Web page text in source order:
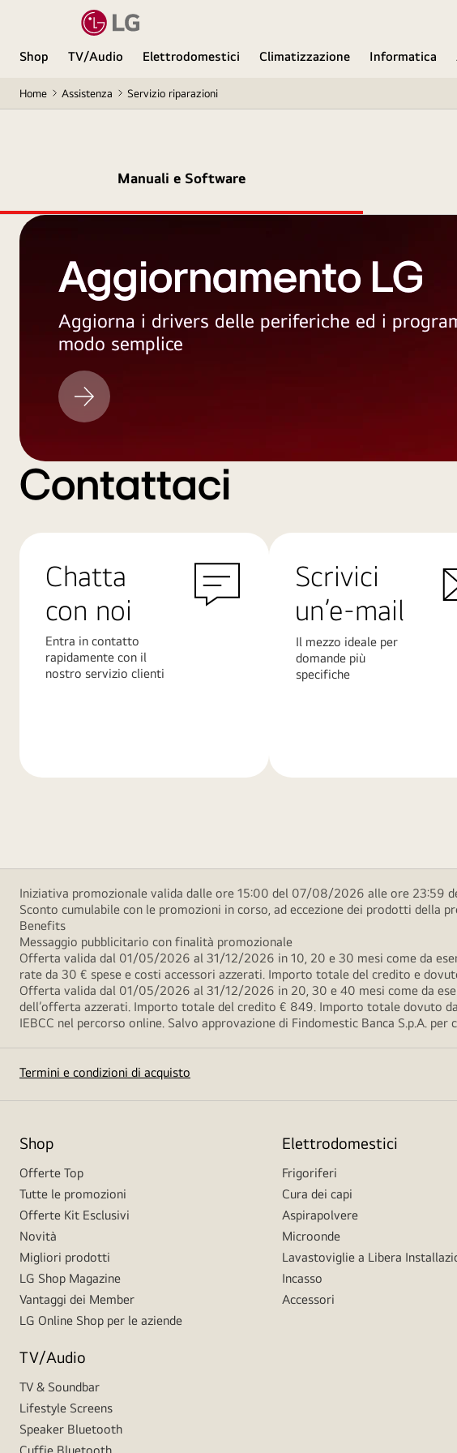
Shop TV/Audio Elettrodomestici Climatizzazione Informatica
Home Assistenza Servizio riparazioni
Manuali e Software
Aggiornamento LG
Aggiorna i drivers delle periferiche ed i
modo semplice
Aggiornamento
LG
Contattaci
Chatta
con noi
Entra in contatto
rapidamente con il
nostro servizio clienti
Scrivici
un’e-mail
Il mezzo ideale per
domande più
specifiche
Iniziativa promozionale valida dalle ore 15:00 del 07/08/2026 alle ore 23:59
Sconto cumulabile con le promozioni in corso, ad eccezione dei prodotti della
Benefits
Messaggio pubblicitario con finalità promozionale
Offerta valida dal 01/05/2026 al 31/12/2026 in 10, 20 e 30 mesi come da
rate da 30 € spese e costi accessori azzerati. Importo totale del credito e
Offerta valida dal 01/05/2026 al 31/12/2026 in 20, 30 e 40 mesi come da
dell’offerta azzerati. Importo totale del credito € 849. Importo totale dovuto
IEBCC nel percorso online. Salvo approvazione di Findomestic Banca S.p.A.
Termini e condizioni di acquisto
Shop
Offerte Top
Tutte le promozioni
Offerte Kit Esclusivi
Novità
Migliori prodotti
LG Shop Magazine
Vantaggi dei Member
LG Online Shop per le aziende
TV/Audio
TV & Soundbar
Lifestyle Screens
Speaker Bluetooth
Elettrodomestici
Frigoriferi
Cura dei capi
Aspirapolvere
Microonde
Lavastoviglie a Libera
Incasso
Accessori